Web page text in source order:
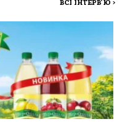
ВСІ ІНТЕРВ'Ю >